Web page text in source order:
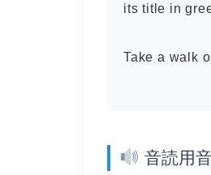
its title in
Take a walk
音読用